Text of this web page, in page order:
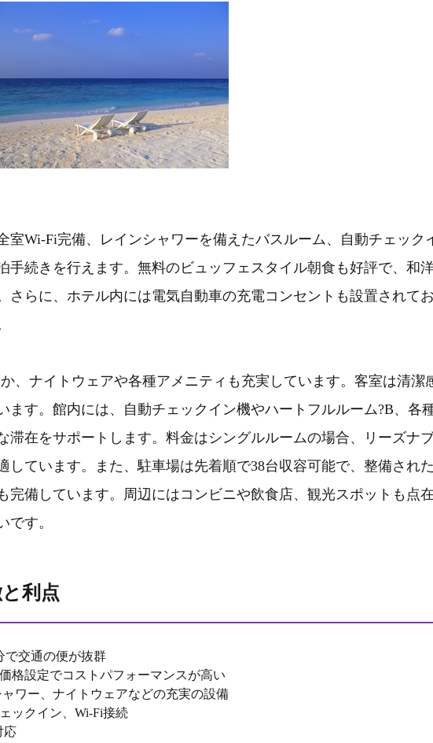
室Wi-Fi完備、レインシャワーを備えたバスルーム、自動チェック
手続きを行えます。無料のビュッフェスタイル朝食も好評で、和
さらに、ホテル内には電気自動車の充電コンセントも設置されてお
、ナイトウェアや各種アメニティも充実しています。客室は清潔
ます。館内には、自動チェックイン機やハートフルルーム?B、各
滞在をサポートします。料金はシングルルームの場合、リーズナ
しています。また、駐車場は先着順で38台収容可能で、整備され
完備しています。周辺にはコンビニや飲食店、観光スポットも点
です。
利点
で交通の便が抜群
格設定でコストパフォーマンスが高い
ワー、ナイトウェアなどの充実の設備
ックイン、Wi-Fi接続
応